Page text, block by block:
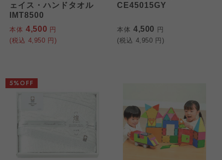
ェイス・ハンドタオル
IMT8500
本体 4,500 円
(税込 4,950 円)
CE45015GY
本体 4,500 円
(税込 4,950 円)
5%OFF
ご利用約款（ご利用規約・ご利
用規程）について
このサイトは7つの生協から業務委託を受けて、
コープきんき事業連合が運営しています。ご自
個人情報保護方針について
このサイトは7つの生協から業務委託を受けて、
コープきんき事業連合が運営しています。お預
かりしている個人情報については、コープ事業
連合、ならびに各生協の「個人情報保護方針」
特定商取引法に基づく表記につ
いて
このサイトは7つの生協から業務委託を受けて、
コープきんき事業連合が運営しています。販売